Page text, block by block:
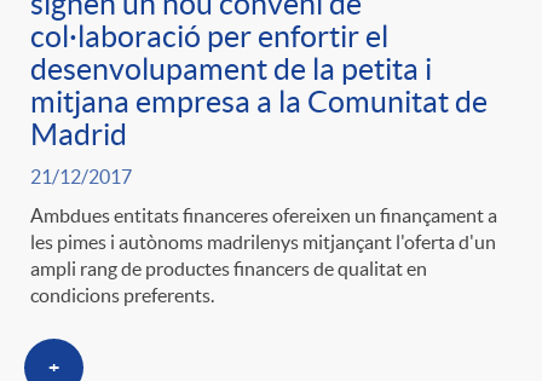
col·laboració per enfortir el
desenvolupament de la petita i
mitjana empresa a la Comunitat de
Madrid
21/12/2017
Ambdues entitats financeres ofereixen un finançament a
les pimes i autònoms madrilenys mitjançant l'oferta d'un
ampli rang de productes financers de qualitat en
condicions preferents.
+